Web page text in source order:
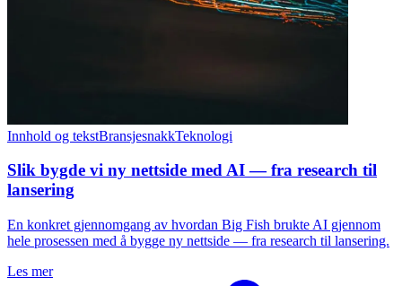
Innhold og tekstBransjesnakkTeknologi
Slik bygde vi ny nettside med AI — fra research til
lansering
En konkret gjennomgang av hvordan Big Fish brukte AI gjennom
hele prosessen med å bygge ny nettside — fra research til lansering.
Les mer